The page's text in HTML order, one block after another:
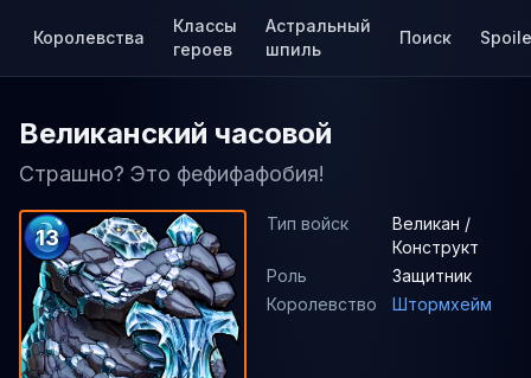
Королевства
Классы
героев
Астральный
шпиль
Поиск
Великанский часовой
Страшно? Это фефифафобия!
13
Тип войск
Великан /
Конструкт
Роль
Защитник
Королевство
Штормхейм